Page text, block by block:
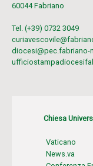
60044 Fabriano
Tel. (+39) 0732 3049
diocesi@pec.fabriano-
Chiesa
Vaticano
News.va